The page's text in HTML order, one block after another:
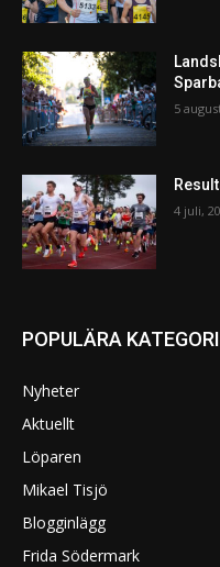
5
4 juli,
POPULÄRA
Nyheter
Aktuellt
Löparen
Mikael Tisjö
Blogginlägg
Frida Södermark